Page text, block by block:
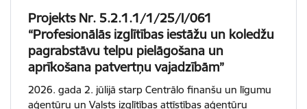
Projekts Nr. 5.2.1.1/1/25/I/061
“Profesionālās izglītības iestāžu un koledžu
pagrabstāvu telpu pielāgošana un
aprīkošana patvertņu vajadzībām”
2026. gada 2. jūlijā starp Centrālo finanšu un līgumu
aģentūru un Valsts izglītības attīstības aģentūru